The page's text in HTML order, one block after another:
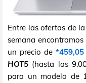
Entre las ofertas de
semana encontramos
un precio de *459,05
HOT5 (hasta las
para un modelo de